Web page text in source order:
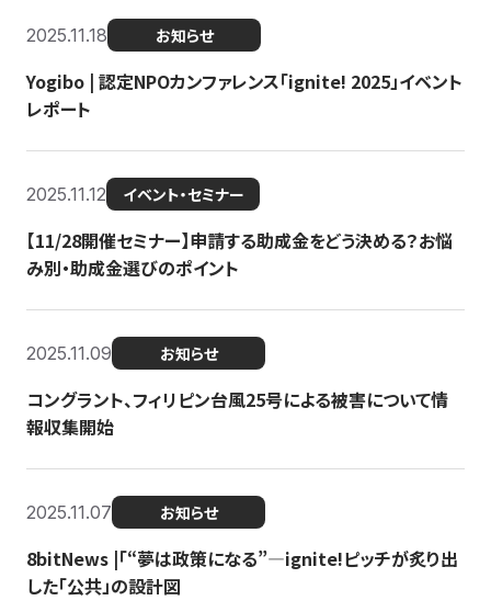
2025.11.18 お知らせ
Yogibo | 認定NPOカンファレンス「ignite! 2025」イベント
レポート
2025.11.12 イベント・セミナー
【11/28開催セミナー】申請する助成金をどう決める？お悩
み別・助成金選びのポイント
2025.11.09 お知らせ
コングラント、フィリピン台風25号による被害について情
報収集開始
2025.11.07 お知らせ
8bitNews |「“夢は政策になる”—ignite!ピッチが炙り出
した「公共」の設計図